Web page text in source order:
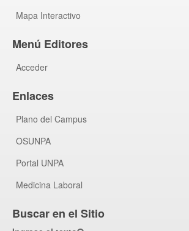
Mapa Interactivo
Menú Editores
Acceder
Enlaces
Plano del Campus
OSUNPA
Portal UNPA
Medicina Laboral
Buscar en el Sitio